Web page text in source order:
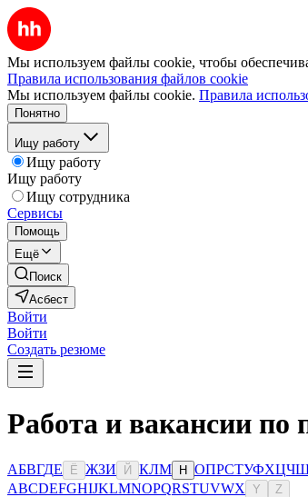
Мы используем файлы cookie, чтобы
Правила использования файлов cookie
Мы используем файлы cookie. Правила
Понятно
Ищу работу
Ищу работу
Ищу работу
Ищу сотрудника
Сервисы
Помощь
Ещё
Поиск
Асбест
Войти
Войти
Создать резюме
Работа и вакансии по
АБВГДЕ Ё ЖЗИ Й КЛМ Н ОПРСТУФХЦЧ
ABCDEFGHIJKLMNOPQRSTUVWX Y Z